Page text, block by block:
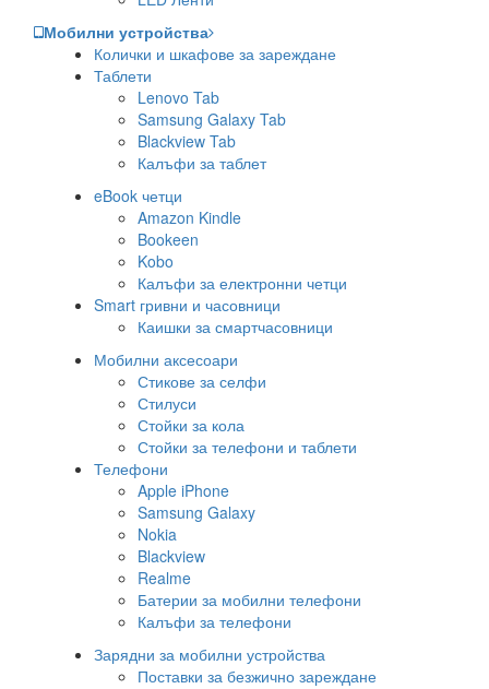
Мобилни устройства
Колички и шкафове за зареждане
Таблети
Lenovo Tab
Samsung Galaxy Tab
Blackview Tab
Калъфи за таблет
eBook четци
Amazon Kindle
Bookeen
Kobo
Калъфи за електронни четци
Smart гривни и часовници
Каишки за смартчасовници
Мобилни аксесоари
Стикове за селфи
Стилуси
Стойки за кола
Стойки за телефони и таблети
Телефони
Apple iPhone
Samsung Galaxy
Nokia
Blackview
Realme
Батерии за мобилни телефони
Калъфи за телефони
Зарядни за мобилни устройства
Поставки за безжично зареждане